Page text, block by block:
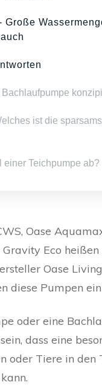
Große
ist die
einer Teichpumpe ab?
Oase
Eco
Oase
diese Pumpen
oder eine
dass eine
oder Tiere in den